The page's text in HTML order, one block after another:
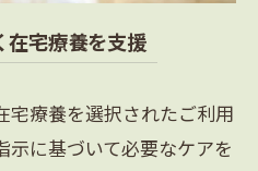
在宅療養を支援
宅療養を選択されたご利用
示に基づいて必要なケアを